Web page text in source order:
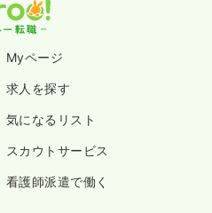
Myページ
求人を探す
気になるリスト
スカウトサービス
看護師派遣で働く